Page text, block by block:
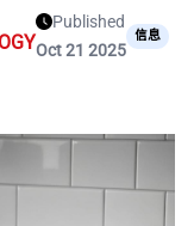
Published
Oct 21 2025
信息